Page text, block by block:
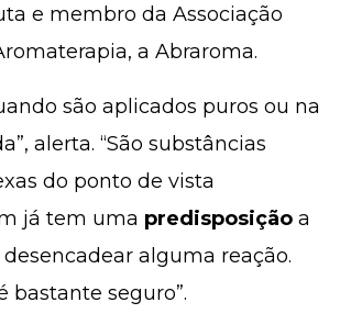
e membro da Associação
a Abraroma.
são aplicados puros ou na
alerta. “São substâncias
do ponto de vista
já tem uma predisposição a
alguma reação.
bastante seguro”.